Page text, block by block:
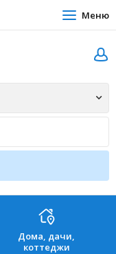
Меню
Дома, дачи,
коттеджи